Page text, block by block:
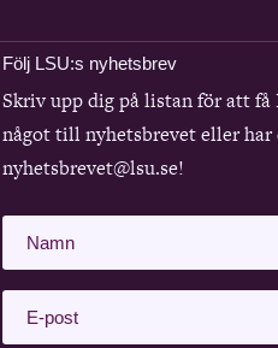
Följ LSU:s nyhetsbrev
Skriv upp dig på listan för att
något till nyhetsbrevet eller har
nyhetsbrevet@lsu.se!